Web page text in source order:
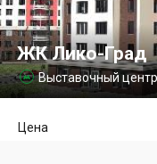
ЖК Лико-Град
 Выставочный центр
Цена